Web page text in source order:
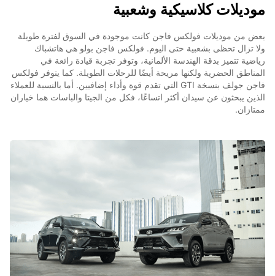
موديلات كلاسيكية وشعبية
بعض من موديلات فولكس فاجن كانت موجودة في السوق لفترة طويلة
ولا تزال تحظى بشعبية حتى اليوم. فولكس فاجن بولو هي هاتشباك
رياضية تتميز بدقة الهندسة الألمانية، وتوفر تجربة قيادة رائعة في
المناطق الحضرية ولكنها مريحة أيضًا للرحلات الطويلة. كما يتوفر فولكس
فاجن جولف بنسخة GTI التي تقدم قوة وأداء إضافيين. أما بالنسبة للعملاء
الذين يبحثون عن سيدان أكثر اتساعًا، فكل من الجيتا والباسات هما خياران
ممتازان.